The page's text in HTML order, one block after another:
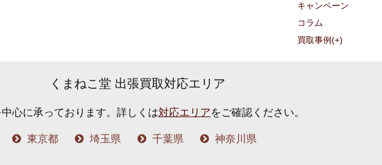
キャンペーン
コラム
買取事例(+)
くまねこ堂 出張買取対応エリア
心に承っております。 詳しくは対応エリアをご確認ください。
東京都 埼玉県 千葉県 神奈川県